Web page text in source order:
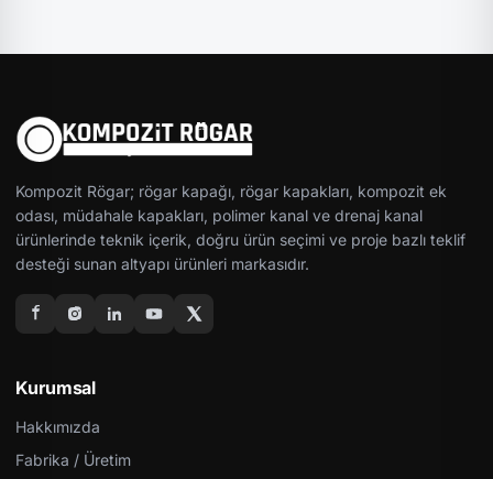
Kompozit Rögar; rögar kapağı, rögar kapakları, kompozit ek
odası, müdahale kapakları, polimer kanal ve drenaj kanal
ürünlerinde teknik içerik, doğru ürün seçimi ve proje bazlı teklif
desteği sunan altyapı ürünleri markasıdır.
Kurumsal
Hakkımızda
Fabrika / Üretim